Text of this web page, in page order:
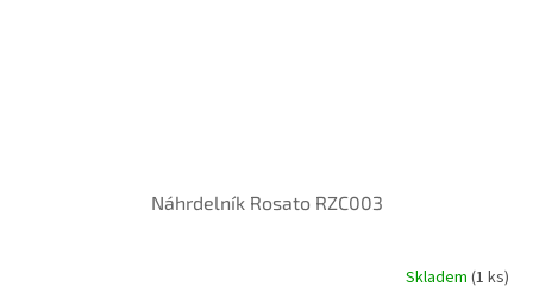
Náhrdelník Rosato RZC003
Skladem (1 ks)